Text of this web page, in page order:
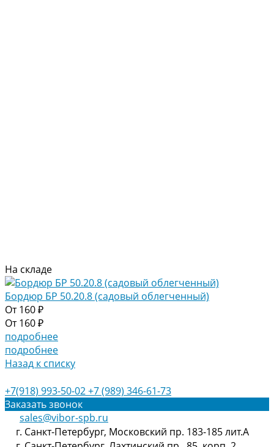
На складе
Бордюр БР 50.20.8 (садовый облегченный)
От160 ₽
От160 ₽
подробнее
подробнее
Назад к списку
+7(918) 993-50-02+7 (989) 346-61-73
Заказать звонок
sales@vibor-spb.ru
г. Санкт-Петербург, Московский пр. 183-185 лит.А